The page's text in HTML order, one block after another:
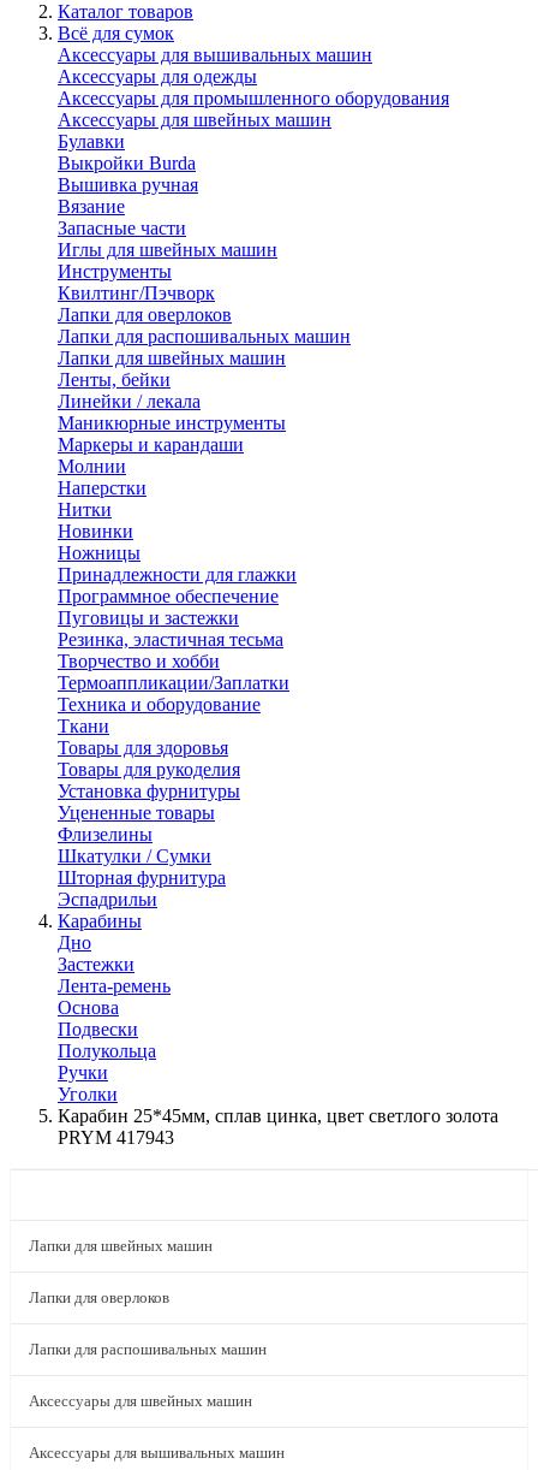
Каталог товаров
Всё для сумок
Аксессуары для вышивальных машин
Аксессуары для одежды
Аксессуары для промышленного оборудования
Аксессуары для швейных машин
Булавки
Выкройки Burda
Вышивка ручная
Вязание
Запасные части
Иглы для швейных машин
Инструменты
Квилтинг/Пэчворк
Лапки для оверлоков
Лапки для распошивальных машин
Лапки для швейных машин
Ленты, бейки
Линейки / лекала
Маникюрные инструменты
Маркеры и карандаши
Молнии
Наперстки
Нитки
Новинки
Ножницы
Принадлежности для глажки
Программное обеспечение
Пуговицы и застежки
Резинка, эластичная тесьма
Творчество и хобби
Термоаппликации/Заплатки
Техника и оборудование
Ткани
Товары для здоровья
Товары для рукоделия
Установка фурнитуры
Уцененные товары
Флизелины
Шкатулки / Сумки
Шторная фурнитура
Эспадрильи
Карабины
Дно
Застежки
Лента-ремень
Основа
Подвески
Полукольца
Ручки
Уголки
Карабин 25*45мм, сплав цинка, цвет светлого золота
PRYM 417943
Лапки для швейных машин
Лапки для оверлоков
Лапки для распошивальных машин
Аксессуары для швейных машин
Аксессуары для вышивальных машин